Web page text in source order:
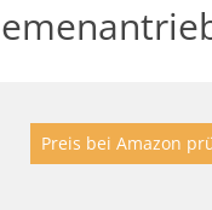
Preis bei Amazon